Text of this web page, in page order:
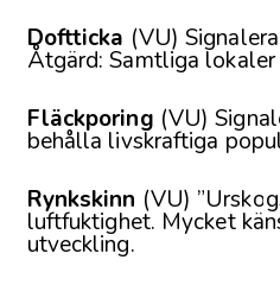
Doftticka (VU)
Åtgärd: Samtliga
Fläckporing (VU)
behålla livskraftiga
Rynkskinn (VU)
luftfuktighet. Mycket
utveckling.